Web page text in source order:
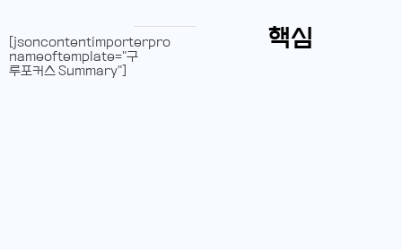
핵심
[jsoncontentimporterpro
nameoftemplate="구
루포커스 Summary"]